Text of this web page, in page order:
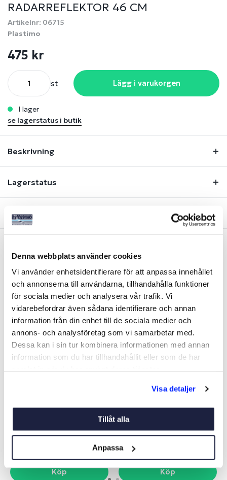
Denna webbplats använder cookies
Vi använder enhetsidentifierare för att anpassa innehållet
och annonserna till användarna, tillhandahålla funktioner
för sociala medier och analysera vår trafik. Vi
vidarebefordrar även sådana identifierare och annan
information från din enhet till de sociala medier och
annons- och analysföretag som vi samarbetar med.
Dessa kan i sin tur kombinera informationen med annan
information som du har tillhandahållit eller som de har
Visa detaljer
Tillåt alla
Anpassa
RADARREFLEKTOR 46 CM
Artikelnr: 06715
Plastimo
475 kr
st Lägg i varukorgen
i lager
se lagerstatus i butik
Beskrivning
Lagerstatus
Fråga om produkt
Art nr:
Köp
RADARREFLEKTOR S-4
Köp